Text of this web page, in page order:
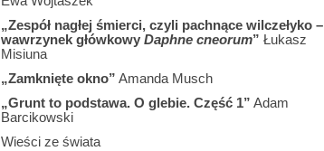
„Zespół nagłej śmierci, czyli pachnące wilczełyko –
wawrzynek główkowy Daphne cneorum” Łukasz
Misiuna
„Zamknięte okno” Amanda Musch
„Grunt to podstawa. O glebie. Część 1” Adam
Barcikowski
Wieści ze świata